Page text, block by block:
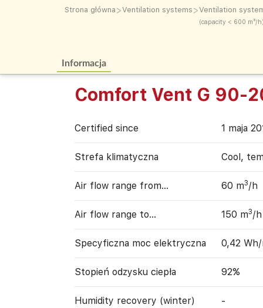
Strona główna >Ventilation systems >Ventilation
(capacity < 600 m³/
Informacja
Comfort Vent G 90-
Certified since 1 maja
Strefa klimatyczna Cool,
Air flow range from… 60 m3/h
Air flow range to… 150 m3/h
Specyficzna moc elektryczna 0,42
Stopień odzysku ciepła 92%
Humidity recovery (winter) -